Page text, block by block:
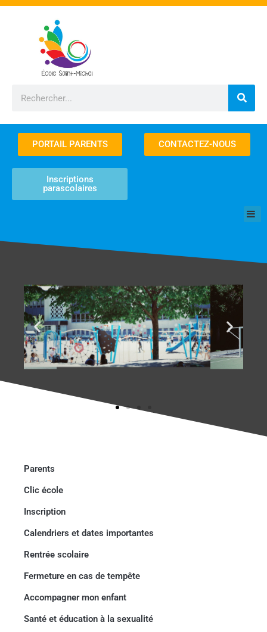
Aller
Rechercher
PORTAIL PARENTS
Inscriptions
parascolaires
CONTACTEZ-NOUS
Parents
Clic école
Inscription
Calendriers et dates importantes
Rentrée scolaire
Fermeture en cas de tempête
Accompagner mon enfant
Santé et éducation à la sexualité